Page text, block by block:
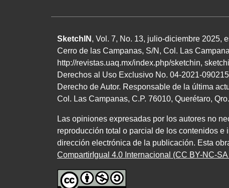
SketchIN , Vol. 7, No. 13, julio-diciembre 2025,
Cerro de las Campanas, S/N , Col. Las
http://revistas.uaq.mx/index.php/sketchin,
Derechos al Uso Exclusivo No. 04-2021-
Derecho de Autor. Responsable de la última
Col. Las Campanas, C.P. 76010, Querétaro,
Las opiniones expresadas por los autores no
reproducción total o parcial de los contenidos
dirección electrónica de la publicación. Esta
CompartirIgual 4.0 Internacional (CC BY-NC-SA